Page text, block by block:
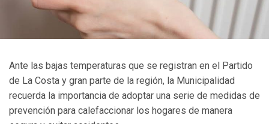
Ante las bajas temperaturas que se registran en el Partido
de La Costa y gran parte de la región, la Municipalidad
recuerda la importancia de adoptar una serie de medidas de
prevención para calefaccionar los hogares de manera